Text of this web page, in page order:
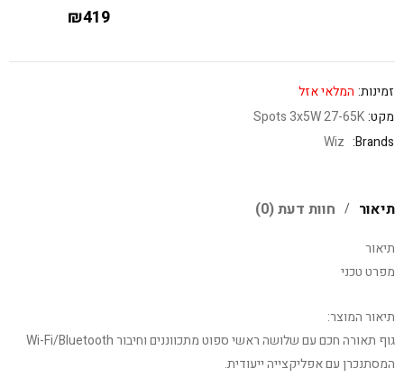
₪419
זמינות: המלאי אזל
מקט:Spots 3x5W 27-65K
Brands:
Wiz
תיאור חוות דעת (0)
תיאור
מפרט טכני
תיאור המוצר:
גוף תאורה חכם עם שלושה ראשי ספוט מתכווננים וחיבור Wi-Fi/Bluetooth
המסתנכרן עם אפליקצייה ייעודית.